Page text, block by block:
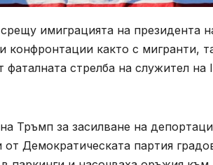
имиграцията на президента
конфронтации както с мигранти,
фаталната стрелба на служител
Тръмп за засилване на
от Демократическата партия